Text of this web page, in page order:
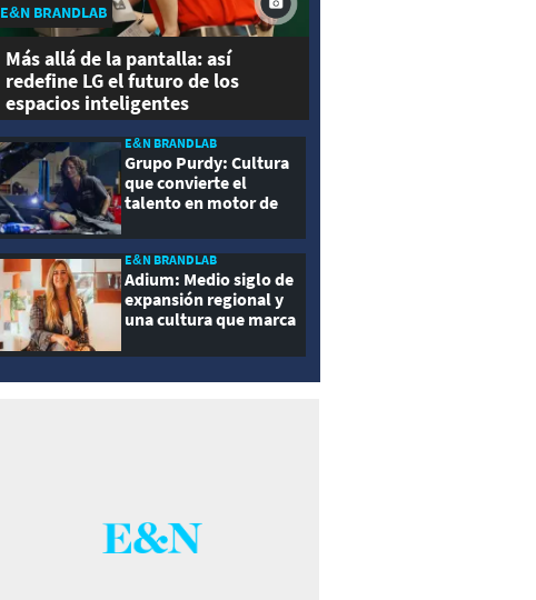
E&N BRANDLAB
Más allá de la pantalla: así
redefine LG el futuro de los
espacios inteligentes
E&N BRANDLAB
Grupo Purdy: Cultura
que convierte el
talento en motor de
E&N BRANDLAB
Adium: Medio siglo de
expansión regional y
una cultura que marca